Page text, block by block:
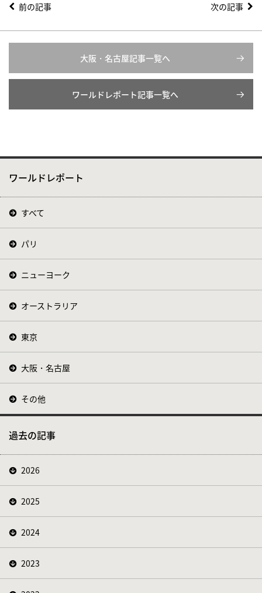
前の記事 次の記事
大阪・名古屋記事一覧へ
ワールドレポート記事一覧へ
ワールドレポート
すべて
パリ
ニューヨーク
オーストラリア
東京
大阪・名古屋
その他
過去の記事
2026
2025
2024
2023